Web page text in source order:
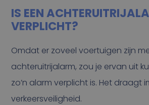
IS EEN
VERPLICHT?
Omdat er zoveel voertuigen zijn
achteruitrijalarm, zou je ervan uit
zo’n alarm verplicht is. Het draagt
verkeersveiligheid.